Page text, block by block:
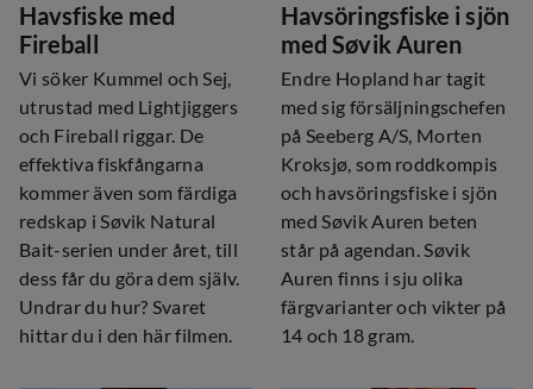
Havsfiske med
Fireball
Vi söker Kummel och Sej,
utrustad med Lightjiggers
och Fireball riggar. De
effektiva fiskfångarna
kommer även som färdiga
redskap i Søvik Natural
Bait-serien under året, till
dess får du göra dem själv.
Undrar du hur? Svaret
hittar du i den här filmen.
Havsöringsfiske i sjön
med Søvik Auren
Endre Hopland har tagit
med sig försäljningschefen
på Seeberg A/S, Morten
Kroksjø, som roddkompis
och havsöringsfiske i sjön
med Søvik Auren beten
står på agendan. Søvik
Auren finns i sju olika
färgvarianter och vikter på
14 och 18 gram.